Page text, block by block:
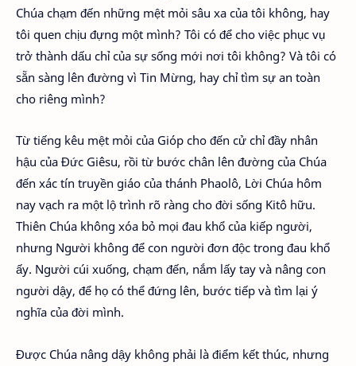
Chúa chạm đến những mệt mỏi sâu xa của tôi không, hay
tôi quen chịu đựng một mình? Tôi có để cho việc phục vụ
trở thành dấu chỉ của sự sống mới nơi tôi không? Và tôi có
sẵn sàng lên đường vì Tin Mừng, hay chỉ tìm sự an toàn
cho riêng mình?
Từ tiếng kêu mệt mỏi của Gióp cho đến cử chỉ đầy nhân
hậu của Đức Giêsu, rồi từ bước chân lên đường của Chúa
đến xác tín truyền giáo của thánh Phaolô, Lời Chúa hôm
nay vạch ra một lộ trình rõ ràng cho đời sống Kitô hữu.
Thiên Chúa không xóa bỏ mọi đau khổ của kiếp người,
nhưng Người không để con người đơn độc trong đau khổ
ấy. Người cúi xuống, chạm đến, nắm lấy tay và nâng con
người dậy, để họ có thể đứng lên, bước tiếp và tìm lại ý
nghĩa của đời mình.
Được Chúa nâng dậy không phải là điểm kết thúc, nhưng